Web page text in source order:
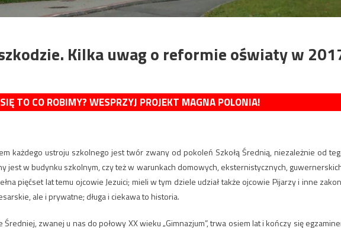
Kilka uwag o reformie oświaty w
TO CO ROBIMY? WESPRZYJ PROJEKT MAGNA POLONIA!
każdego ustroju szkolnego jest twór zwany od pokoleń Szkołą Średnią, niezależnie od
jest w budynku szkolnym, czy też w warunkach domowych, eksternistycznych,
pięćset lat temu ojcowie Jezuici; mieli w tym dziele udział także ojcowie Pijarzy i inne
ale i prywatne; długa i ciekawa to historia.
Średniej, zwanej u nas do połowy XX wieku „Gimnazjum”, trwa osiem lat i kończy się